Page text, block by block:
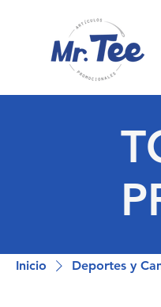
Inicio Deportes y